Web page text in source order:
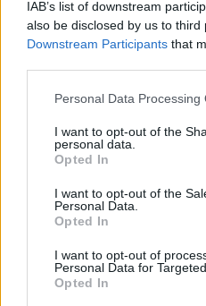
IAB’s list of downstream
also be disclosed by us to third
Downstream Participants that
Please note that this website/
not limited to your visit or
grant or deny consent to
use your data for below
consent section.
Personal Data Processing
I want to opt-out of the
personal data.
Opted In
I want to opt-out of the
Personal Data.
Opted In
I want to opt-out of
Personal Data for
Opted In
En sus primeros años de
punta, de interior en un 4-4-2
hasta que llegó al Atalanta.
izquierdo, pero
posición de 10, detrás de los
Por tanto, es un futbolistas
cualquier posición de ataque,
rendido ha sido como
movimientos. En Comunio.es
Actualidad Comunio: los